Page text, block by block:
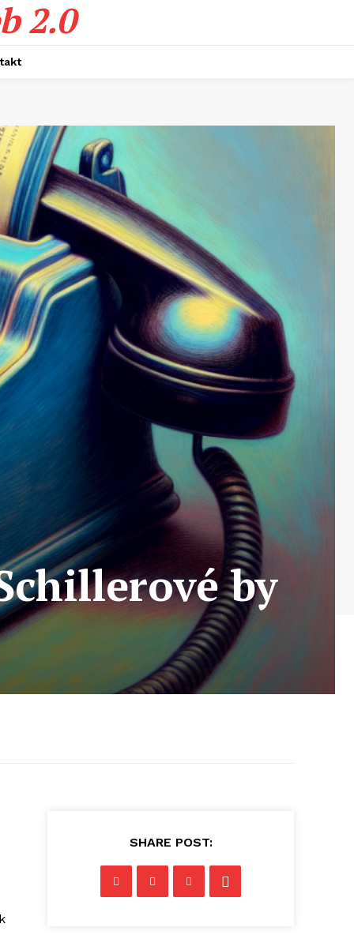
2.0
by
SHARE POST: